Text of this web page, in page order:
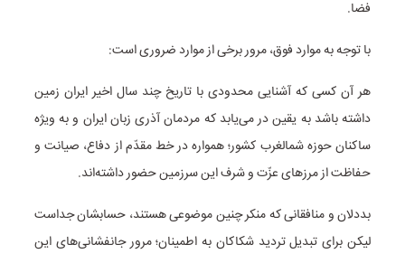
فضا.
با توجه به موارد فوق، مرور برخی از موارد ضروری است:
هر آن کسی که آشنایی محدودی با تاریخ چند سال اخیر ایران زمین
داشته باشد به یقین در می‌یابد که مردمان آذری زبان ایران و به ویژه
ساکنان حوزه شمالغرب کشور؛ همواره در خط مقدّم از دفاع، صیانت و
حفاظت از مرز‌های عزّت و شرف این سرزمین حضور داشته‌اند.
بددلان و منافقانی که منکر چنین موضوعی هستند، حسابشان جداست
لیکن برای تبدیل تردید شکاکان به اطمینان؛ مرور جانفشانی‌های این